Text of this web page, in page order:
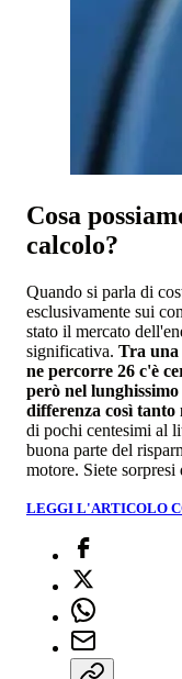
Cosa
calcolo?
Quando si parla di
esclusivamente sui
stato il mercato
significativa. Tra una
ne percorre 26 c'è
però nel
differenza così tanto
di pochi centesimi al
buona parte del
motore. Siete sorpresi
LEGGI L'ARTICOLO